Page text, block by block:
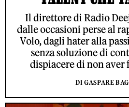
Il direttore di Radio
dalle occasioni perse al
Volo, dagli hater alla
senza soluzione di
dispiacere di non aver
DI GASPARE